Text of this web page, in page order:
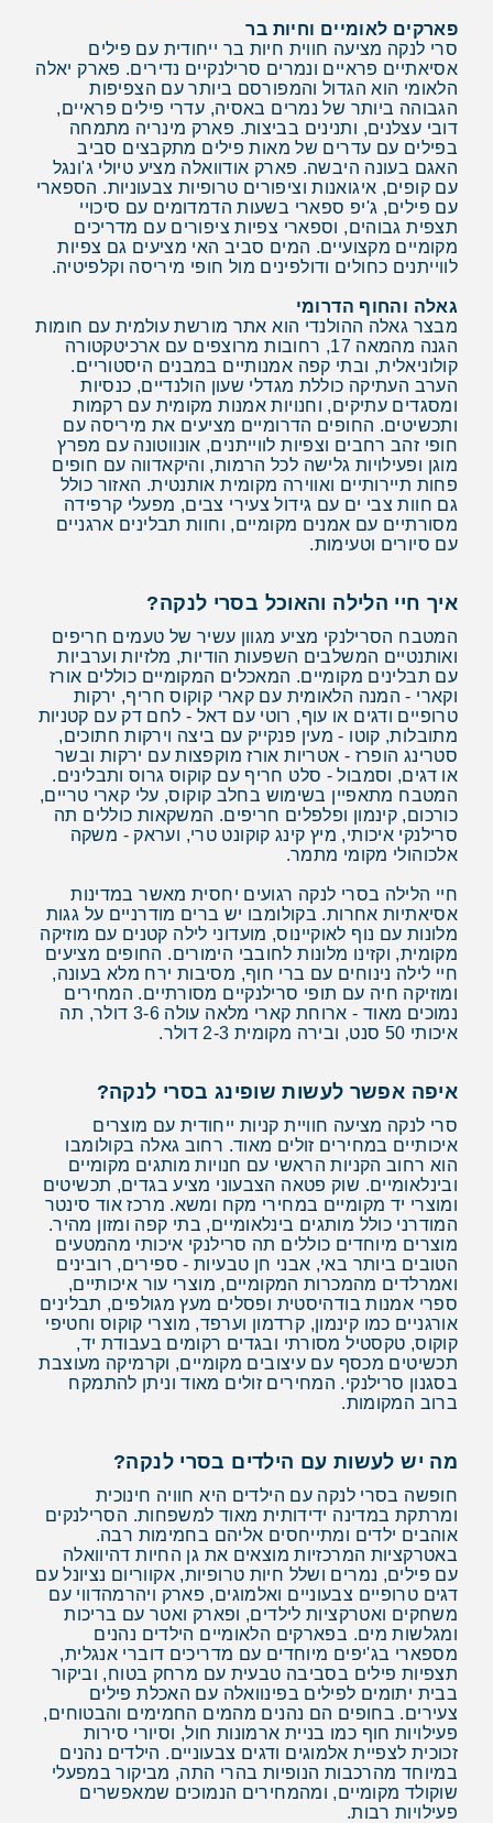
פארקים לאומיים וחיות בר
סרי לנקה מציעה חווית חיות בר ייחודית עם פילים
אסיאתיים פראיים ונמרים סרילנקיים נדירים. פארק יאלה
הלאומי הוא הגדול והמפורסם ביותר עם הצפיפות
הגבוהה ביותר של נמרים באסיה, עדרי פילים פראיים,
דובי עצלנים, ותנינים בביצות. פארק מינריה מתמחה
בפילים עם עדרים של מאות פילים מתקבצים סביב
האגם בעונה היבשה. פארק אודוואלה מציע טיולי ג'ונגל
עם קופים, איגואנות וציפורים טרופיות צבעוניות. הספארי
עם פילים, ג'יפ ספארי בשעות הדמדומים עם סיכויי
תצפית גבוהים, וספארי צפיות ציפורים עם מדריכים
מקומיים מקצועיים. המים סביב האי מציעים גם צפיות
לווייתנים כחולים ודולפינים מול חופי מיריסה וקלפיטיה.
גאלה והחוף הדרומי
מבצר גאלה ההולנדי הוא אתר מורשת עולמית עם חומות
הגנה מהמאה 17, רחובות מרוצפים עם ארכיטקטורה
קולוניאלית, ובתי קפה אמנותיים במבנים היסטוריים.
הערב העתיקה כוללת מגדלי שעון הולנדיים, כנסיות
ומסגדים עתיקים, וחנויות אמנות מקומית עם רקמות
ותכשיטים. החופים הדרומיים מציעים את מיריסה עם
חופי זהב רחבים וצפיות לווייתנים, אונווטונה עם מפרץ
מוגן ופעילויות גלישה לכל הרמות, והיקאדווה עם חופים
פחות תיירותיים ואווירה מקומית אותנטית. האזור כולל
גם חוות צבי ים עם גידול צעירי צבים, מפעלי קרפידה
מסורתיים עם אמנים מקומיים, וחוות תבלינים ארגניים
עם סיורים וטעימות.
איך חיי הלילה והאוכל בסרי לנקה?
המטבח הסרילנקי מציע מגוון עשיר של טעמים חריפים
ואותנטיים המשלבים השפעות הודיות, מלזיות וערביות
עם תבלינים מקומיים. המאכלים המקומיים כוללים אורז
וקארי - המנה הלאומית עם קארי קוקוס חריף, ירקות
טרופיים ודגים או עוף, רוטי עם דאל - לחם דק עם קטניות
מתובלות, קוטו - מעין פנקייק עם ביצה וירקות חתוכים,
סטרינג הופרז - אטריות אורז מוקפצות עם ירקות ובשר
או דגים, וסמבול - סלט חריף עם קוקוס גרוס ותבלינים.
המטבח מתאפיין בשימוש בחלב קוקוס, עלי קארי טריים,
כורכום, קינמון ופלפלים חריפים. המשקאות כוללים תה
סרילנקי איכותי, מיץ קינג קוקונט טרי, ועראק - משקה
אלכוהולי מקומי מתמר.
חיי הלילה בסרי לנקה רגועים יחסית מאשר במדינות
אסיאתיות אחרות. בקולומבו יש ברים מודרניים על גגות
מלונות עם נוף לאוקיינוס, מועדוני לילה קטנים עם מוזיקה
מקומית, וקזינו מלונות לחובבי הימורים. החופים מציעים
חיי לילה נינוחים עם ברי חוף, מסיבות ירח מלא בעונה,
ומוזיקה חיה עם תופי סרילנקיים מסורתיים. המחירים
נמוכים מאוד - ארוחת קארי מלאה עולה 3-6 דולר, תה
איכותי 50 סנט, ובירה מקומית 2-3 דולר.
איפה אפשר לעשות שופינג בסרי לנקה?
סרי לנקה מציעה חוויית קניות ייחודית עם מוצרים
איכותיים במחירים זולים מאוד. רחוב גאלה בקולומבו
הוא רחוב הקניות הראשי עם חנויות מותגים מקומיים
ובינלאומיים. שוק פטאה הצבעוני מציע בגדים, תכשיטים
ומוצרי יד מקומיים במחירי מקח ומשא. מרכז אוד סינטר
המודרני כולל מותגים בינלאומיים, בתי קפה ומזון מהיר.
מוצרים מיוחדים כוללים תה סרילנקי איכותי מהמטעים
הטובים ביותר באי, אבני חן טבעיות - ספירים, רובינים
ואמרלדים מהמכרות המקומיים, מוצרי עור איכותיים,
ספרי אמנות בודהיסטית ופסלים מעץ מגולפים, תבלינים
אורגניים כמו קינמון, קרדמון וערפד, מוצרי קוקוס וחטיפי
קוקוס, טקסטיל מסורתי ובגדים רקומים בעבודת יד,
תכשיטים מכסף עם עיצובים מקומיים, וקרמיקה מעוצבת
בסגנון סרילנקי. המחירים זולים מאוד וניתן להתמקח
ברוב המקומות.
מה יש לעשות עם הילדים בסרי לנקה?
חופשה בסרי לנקה עם הילדים היא חוויה חינוכית
ומרתקת במדינה ידידותית מאוד למשפחות. הסרילנקים
אוהבים ילדים ומתייחסים אליהם בחמימות רבה.
באטרקציות המרכזיות מוצאים את גן החיות דהיוואלה
עם פילים, נמרים ושלל חיות טרופיות, אקווריום נציונל עם
דגים טרופיים צבעוניים ואלמוגים, פארק ויהרמהדווי עם
משחקים ואטרקציות לילדים, ופארק ואטר עם בריכות
ומגלשות מים. בפארקים הלאומיים הילדים נהנים
מספארי בג'יפים מיוחדים עם מדריכים דוברי אנגלית,
תצפיות פילים בסביבה טבעית עם מרחק בטוח, וביקור
בבית יתומים לפילים בפינוואלה עם האכלת פילים
צעירים. בחופים הם נהנים מהמים החמימים והבטוחים,
פעילויות חוף כמו בניית ארמונות חול, וסיורי סירות
זכוכית לצפיית אלמוגים ודגים צבעוניים. הילדים נהנים
במיוחד מהרכבות הנופיות בהרי התה, מביקור במפעלי
שוקולד מקומיים, ומהמחירים הנמוכים שמאפשרים
פעילויות רבות.